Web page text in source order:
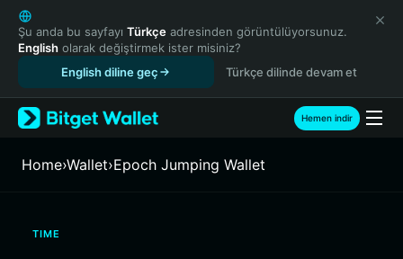
English
日本語
Tiếng Việt
Español (Latinoamérica)
Türkçe
Français
繁體中文
Şu anda bu sayfayı Türkçe adresinden görüntülüyorsunuz.
English olarak değiştirmek ister misiniz?
English diline geç
Türkçe dilinde devam et
Hemen indir
Home›Wallet›Epoch Jumping Wallet
TIME